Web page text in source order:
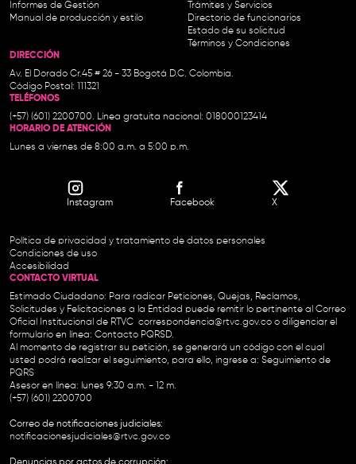
Informes de Gestión
Manual de producción y estilo
Trámites y Servicios
Directorio de funcionarios
Estado de su solicitud
Términos y Condiciones
DIRECCIÓN
Av. El Dorado Cr.45 # 26 - 33 Bogotá D.C. Colombia.
Código Postal: 111321
TELÉFONOS
(+57) (601) 2200700. Línea gratuita nacional: 018000123414
HORARIO DE ATENCIÓN
Lunes a viernes de 8:00 a.m. a 5:00 p.m.
Instagram Facebook X
Política de privacidad y tratamiento de datos personales
Condiciones de uso
Accesibilidad
CONTACTO VIRTUAL
Estimado Ciudadano: Para radicar Peticiones, Quejas, Reclamos,
Solicitudes y Felicitaciones a la Entidad puede remitir lo pertinente al Correo
Oficial Institucional de RTVC correspondencia@rtvc.gov.co o diligenciar el
formulario en línea: Contacto PQRSD.
Al momento de registrar su petición, se generará un código con el cual
usted podrá realizar el seguimiento, para ello, ingrese a: Seguimiento de
PQRS
Asesor en línea: lunes 9:30 a.m. - 12 m.
(+57) (601) 2200700
Correo de notificaciones judiciales:
notificacionesjudiciales@rtvc.gov.co